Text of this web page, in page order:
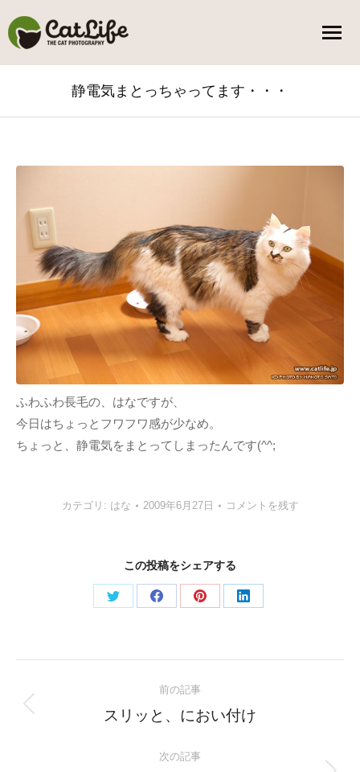
静電気まとっちゃってます・・・
ふわふわ長毛の、はなですが、
今日はちょっとフワフワ感が少なめ。
ちょっと、静電気をまとってしまったんです(^^;
カテゴリ: はな 2009年6月27日 コメントを残す
この投稿をシェアする
Share
Share
Share
Share
navigation
前の記事
Previous
スリッと、におい付け
次の記事